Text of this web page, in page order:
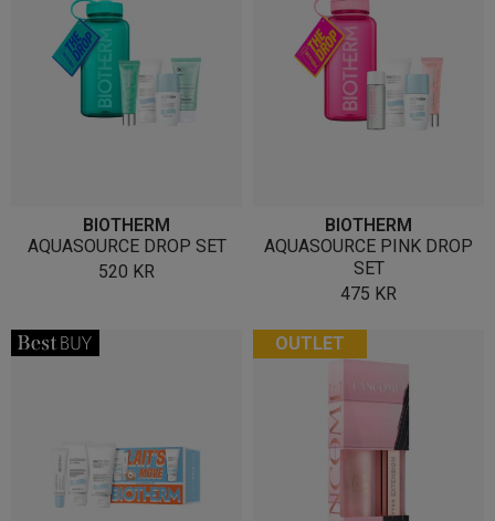
BIOTHERM
AQUASOURCE DROP SET
520 KR
BIOTHERM
AQUASOURCE PINK DROP
SET
475 KR
OUTLET